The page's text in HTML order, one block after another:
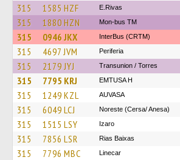
315 1585 HZF E.Rivas
315 1880 HZN Mon-bus TM
315 0946 JKX InterBus (CRTM)
315 4697 JVM Periferia
315 2179 JYJ Transunion / Torres
315 7795 KRJ EMTUSA H
315 1249 KZL AUVASA
315 6049 LCJ Noreste (Cersa/ Anesa)
315 1515 LSY Izaro
315 7856 LSR Rias Baixas
315 7796 MBC Linecar